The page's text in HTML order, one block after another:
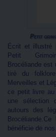
Petit
Écrit et illustré
Petit
Brocéliande est
tiré du
Merveilles et
ce petit livre au
une sélection
autours des
bénéficie de